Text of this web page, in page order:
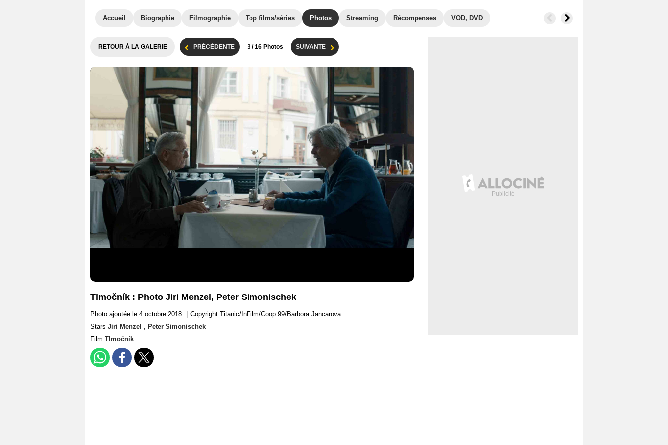
Accueil Biographie Filmographie Top films/séries Photos Streaming Récompenses VOD, DVD
RETOUR À LA GALERIE PRÉCÉDENTE 3 / 16 Photos SUIVANTE
Tlmočník : Photo Jiri Menzel, Peter Simonischek
Photo ajoutée le 4 octobre 2018
Copyright Titanic/InFilm/Coop 99/Barbora Jancarova
Stars Jiri Menzel , Peter Simonischek
Film Tlmočník